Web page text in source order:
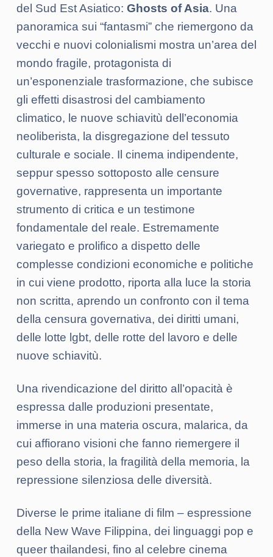
del Sud Est Asiatico: Ghosts of Asia. Una
panoramica sui “fantasmi” che riemergono da
vecchi e nuovi colonialismi mostra un’area del
mondo fragile, protagonista di
un’esponenziale trasformazione, che subisce
gli effetti disastrosi del cambiamento
climatico, le nuove schiavitù dell’economia
neoliberista, la disgregazione del tessuto
culturale e sociale. Il cinema indipendente,
seppur spesso sottoposto alle censure
governative, rappresenta un importante
strumento di critica e un testimone
fondamentale del reale. Estremamente
variegato e prolifico a dispetto delle
complesse condizioni economiche e politiche
in cui viene prodotto, riporta alla luce la storia
non scritta, aprendo un confronto con il tema
della censura governativa, dei diritti umani,
delle lotte lgbt, delle rotte del lavoro e delle
nuove schiavitù.
Una rivendicazione del diritto all’opacità è
espressa dalle produzioni presentate,
immerse in una materia oscura, malarica, da
cui affiorano visioni che fanno riemergere il
peso della storia, la fragilità della memoria, la
repressione silenziosa delle diversità.
Diverse le prime italiane di film – espressione
della New Wave Filippina, dei linguaggi pop e
queer thailandesi, fino al celebre cinema